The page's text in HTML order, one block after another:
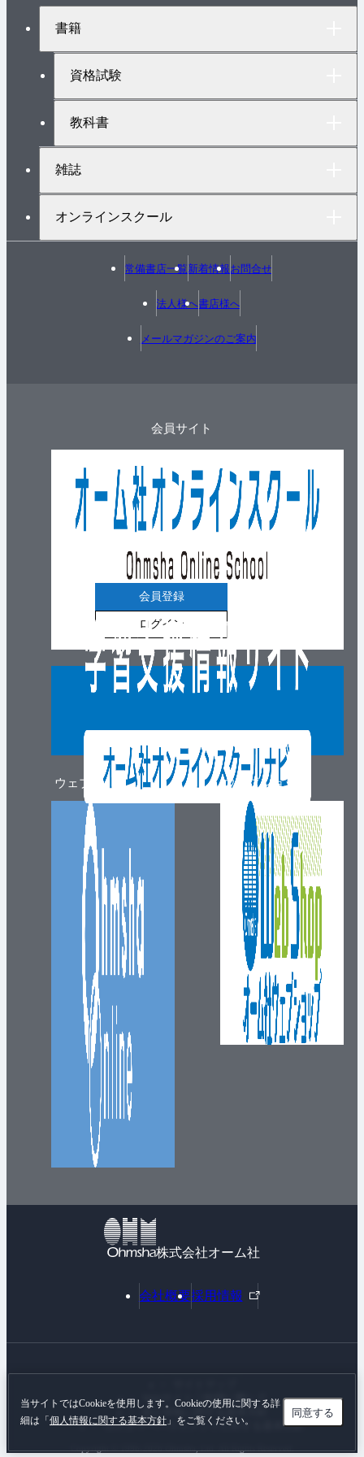
当サイトではCookieを使用します。Cookieの使用に関する詳
細は「 個人情報に関する基本方針 」をご覧ください。
同意する
書籍
資格試験
教科書
雑誌
オンラインスクール
常備書店一覧新着情報お問合せ
法人様へ書店様へ
メールマガジンのご案内
ウェブマガジン
会員サイト
会員登録
ログイン
ウェブショップ
株式会社オーム社
会社概要採用情報
外
部
ン
Webサイトご利用に際して
個人情報に関する基本方針
カスタマーハラスメントに対する基本方針